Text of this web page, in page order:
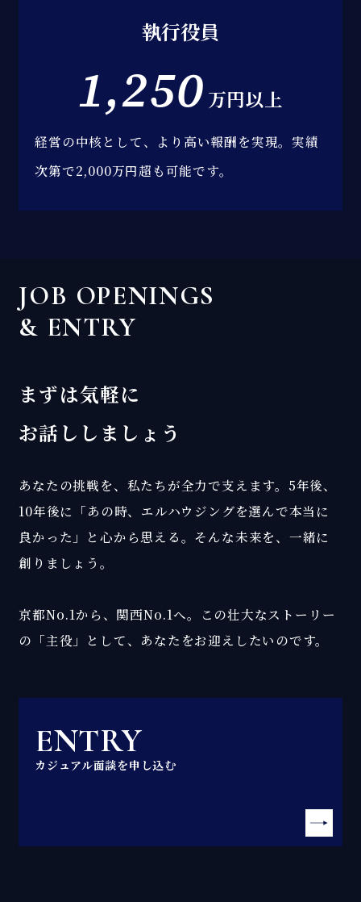
執行役員
1,250 万円以上
経営の中核として、より高い報酬を実現。実績
次第で2,000万円超も可能です。
JOB OPENINGS
& ENTRY
まずは気軽に
お話ししましょう
あなたの挑戦を、私たちが全力で支えます。5年後、
10年後に「あの時、エルハウジングを選んで本当に
良かった」と心から思える。そんな未来を、一緒に
創りましょう。
京都No.1から、関西No.1へ。この壮大なストーリー
の「主役」として、あなたをお迎えしたいのです。
ENTRY
カジュアル面談を申し込む